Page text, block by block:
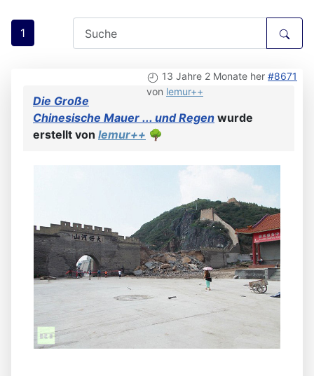
1
13 Jahre 2 Monate her #8671
von lemur++
Die Große
Chinesische Mauer ... und Regen wurde
erstellt von lemur++ 🌳